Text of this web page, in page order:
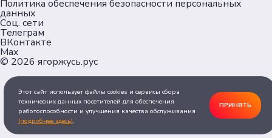
Политика обеспечения безопасности персональных
данных
Соц. сети
Телеграм
ВКонтакте
Max
© 2026 ягоржусь.рус
Этот сайт использует файлы cookies и сервисы сбора
технических данных посетителей для обеспечения
работоспособности и улучшения качества обслуживания
(подробнее здесь).
ПРИНЯТЬ